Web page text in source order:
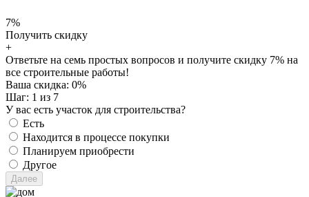
7%
Получить скидку
+
Ответьте на семь простых вопросов и получите скидку 7% на
все строительные работы!
Ваша скидка: 0%
Шаг: 1 из 7
У вас есть участок для строительства?
Есть
Находится в процессе покупки
Планируем приобрести
Другое